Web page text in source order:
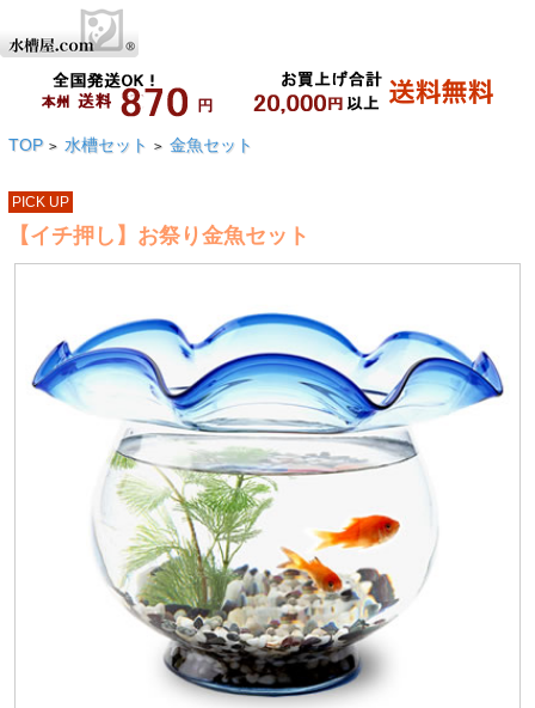
TOP > 水槽セット > 金魚セット
PICK UP
【イチ押し】お祭り金魚セット